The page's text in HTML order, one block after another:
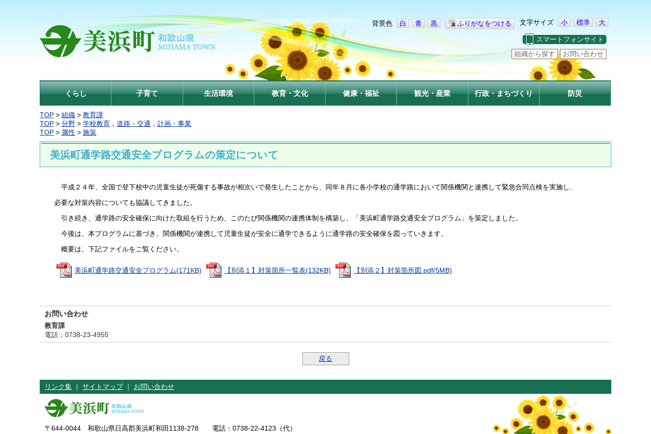
文字サイズ 小 標準 大
背景色 白 青 黒 ふりがなをつける
スマートフォンサイト
組織から探す
お問い合わせ
くらし 子育て 生活環境 教育・文化 健康・福祉 観光・産業 行政・まちづくり 防災
TOP > 組織 > 教育課
TOP > 分野 > 学校教育 ， 道路・交通 ， 計画・事業
TOP > 属性 > 施策
美浜町通学路交通安全プログラムの策定について
平成２４年、全国で登下校中の児童生徒が死傷する事故が相次いで発生したことから、同年８月に各小学校の通学路において関係機関と連携して緊急合同点検を実施し、
必要な対策内容についても協議してきました。
引き続き、通学路の安全確保に向けた取組を行うため、このたび関係機関の連携体制を構築し、「美浜町通学路交通安全プログラム」を策定しました。
今後は、本プログラムに基づき、関係機関が連携して児童生徒が安全に通学できるように通学路の安全確保を図っていきます。
概要は、下記ファイルをご覧ください。
美浜町通学路交通安全プログラム(171KB) 【別添１】対策箇所一覧表(132KB) 【別添２】対策箇所図.pdf(5MB)
お問い合わせ
教育課
電話 ：0738-23-4955
戻る
リンク集 ｜ サイトマップ｜ お問い合わせ
〒644-0044 和歌山県日高郡美浜町和田1138-278 電話：0738-22-4123（代）